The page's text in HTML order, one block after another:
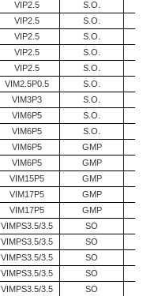
VIP2.5
S.O.
VIP2.5
S.O.
VIP2.5
S.O.
VIP2.5
S.O.
VIP2.5
S.O.
VIM2.5P0.5
S.O.
VIM3P3
S.O.
VIM6P5
S.O.
VIM6P5
S.O.
VIM6P5
GMP
VIM6P5
GMP
VIM15P5
GMP
VIM17P5
GMP
VIM17P5
GMP
VIMPS3.5/3.5
SO
VIMPS3.5/3.5
SO
VIMPS3.5/3.5
SO
VIMPS3.5/3.5
SO
VIMPS3.5/3.5
SO